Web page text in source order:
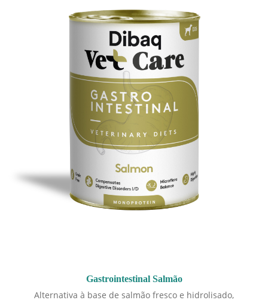
Gastrointestinal Salmão
Alternativa à base de salmão fresco e hidrolisado,